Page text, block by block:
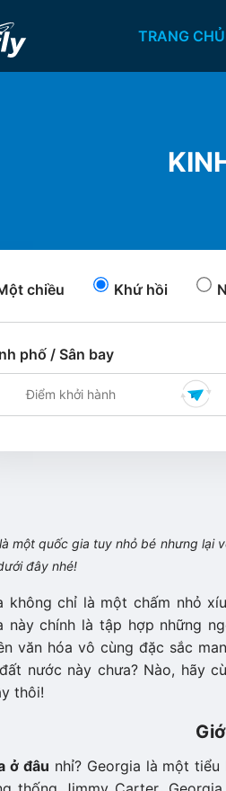
TRANG CHỦ
chiều Khứ hồi
phố / Sân bay
một quốc gia tuy nhỏ bé nhưng lại
đây nhé!
không chỉ là một chấm nhỏ
này chính là tập hợp những
văn hóa vô cùng đặc sắc
nước này chưa? Nào, hãy
thôi!
ở đâu nhỉ? Georgia là một